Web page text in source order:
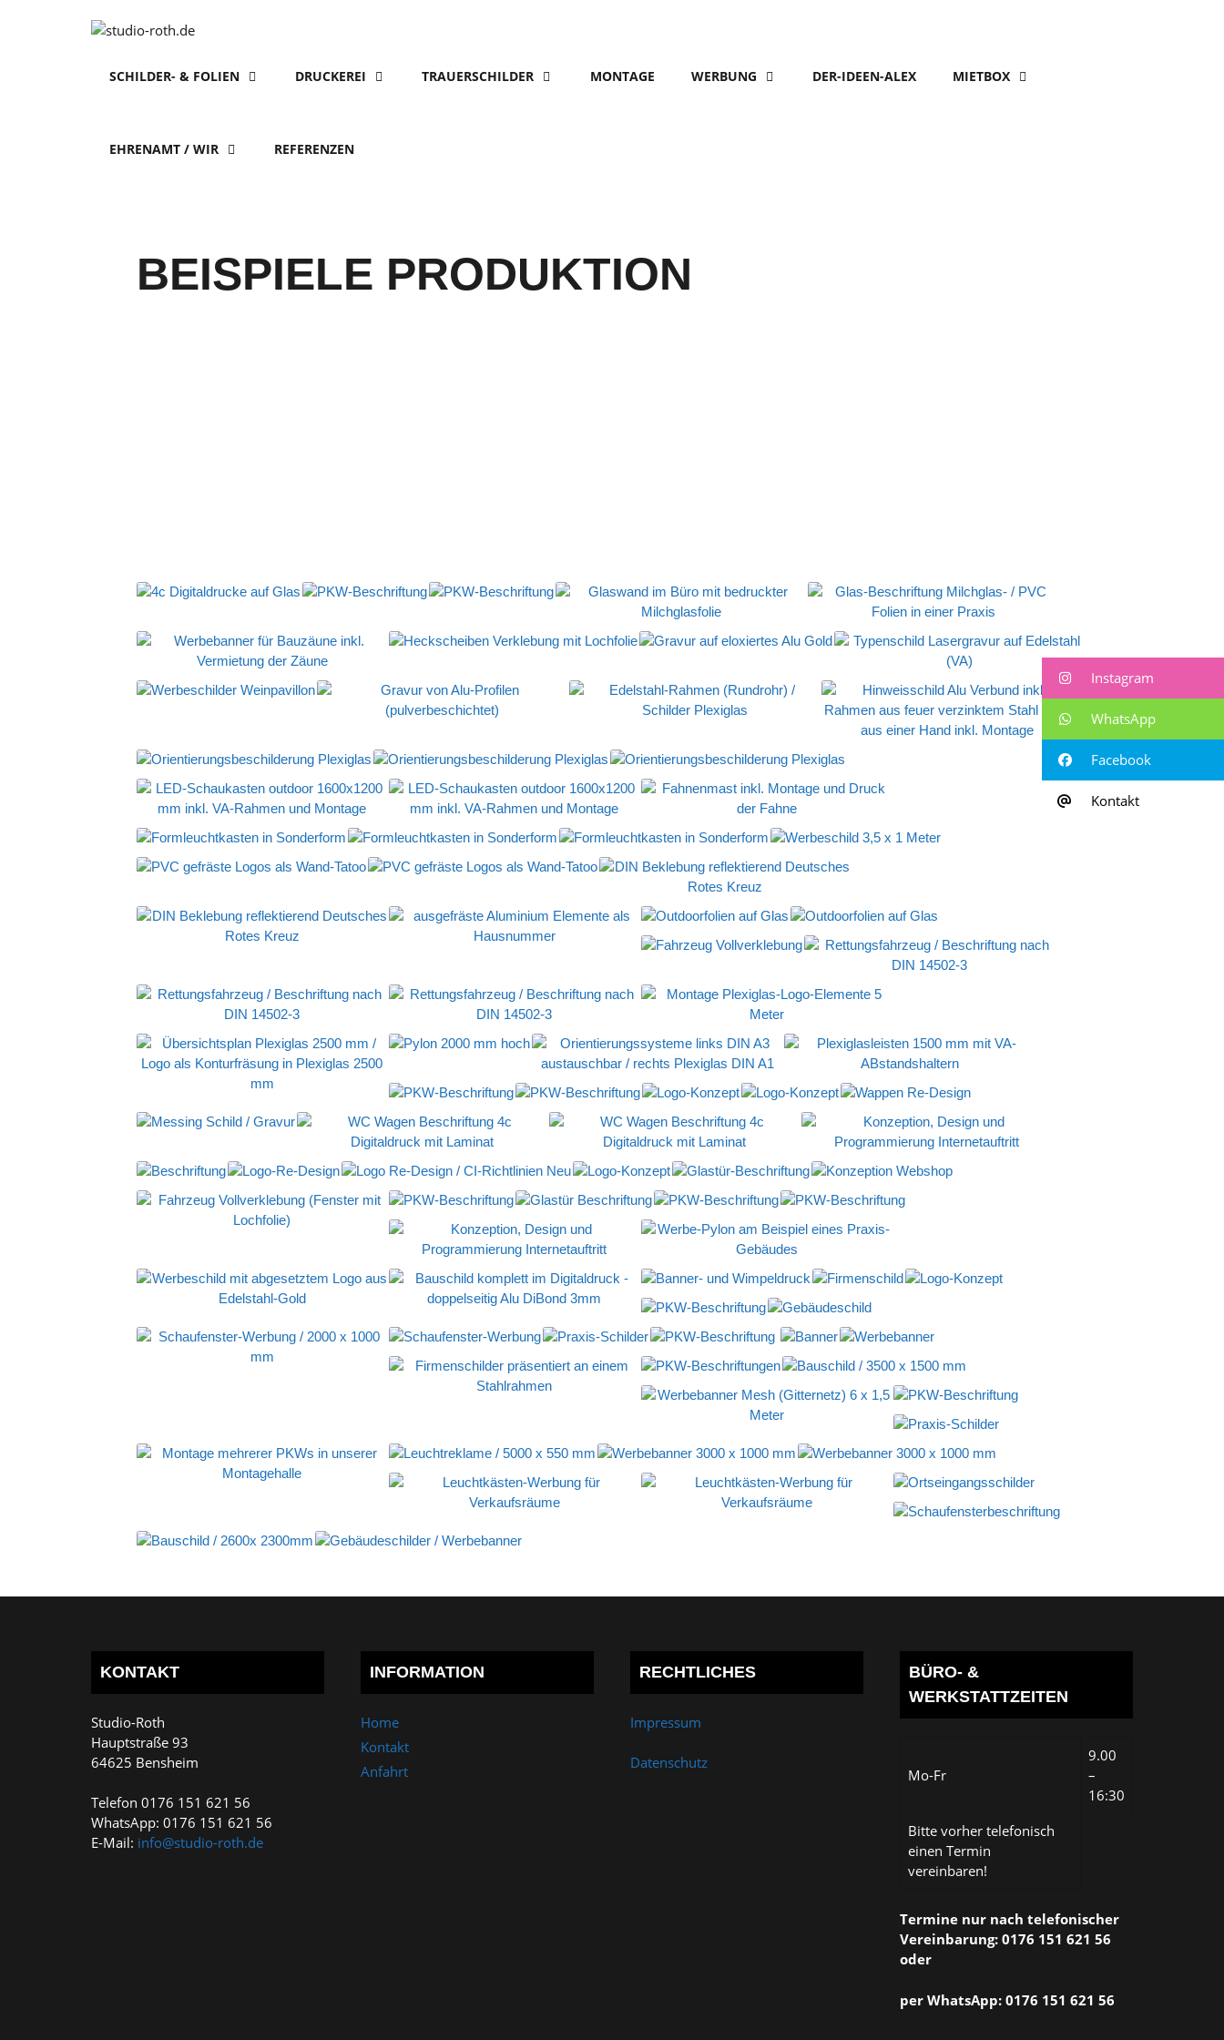
SCHILDER- & FOLIEN DRUCKEREI TRAUERSCHILDER MONTAGE WERBUNG DER-IDEEN-ALEX MIETBOX
EHRENAMT / WIR REFERENZEN
BEISPIELE PRODUKTION
KONTAKT
Studio-Roth
Hauptstraße 93
64625 Bensheim
Telefon 0176 151 621 56
WhatsApp: 0176 151 621 56
E-Mail: info@studio-roth.de
INFORMATION
Home
Kontakt
Anfahrt
RECHTLICHES
Impressum
Datenschutz
BÜRO- &
WERKSTATTZEITEN
Mo-Fr
9.00
–
16:30
Bitte vorher telefonisch
einen Termin
vereinbaren!
Termine nur nach telefonischer
Vereinbarung: 0176 151 621 56
oder
per WhatsApp: 0176 151 621 56
Instagram
WhatsApp
Facebook
Kontakt